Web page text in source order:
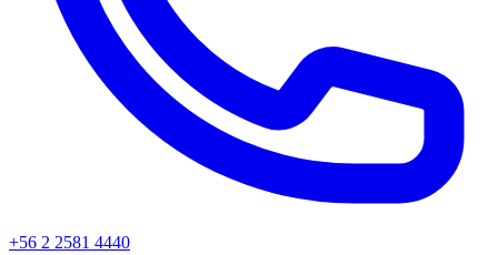
+56 2 2581 4440